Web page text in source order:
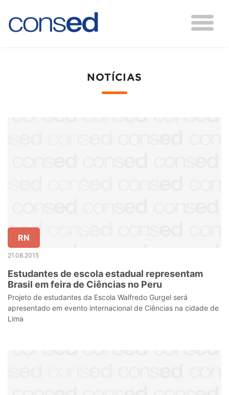
NOTÍCIAS
RN
21.08.2015
Estudantes de escola estadual representam
Brasil em feira de Ciências no Peru
Projeto de estudantes da Escola Walfredo Gurgel será
apresentado em evento internacional de Ciências na cidade de
Lima